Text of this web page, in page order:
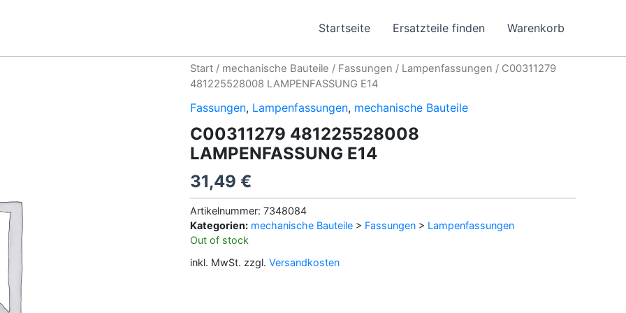
Startseite Ersatzteile finden Warenkorb
Start / mechanische Bauteile / Fassungen / Lampenfassungen / C00311279
481225528008 LAMPENFASSUNG E14
Fassungen, Lampenfassungen, mechanische Bauteile
C00311279 481225528008
LAMPENFASSUNG E14
31,49 €
Artikelnummer: 7348084
Kategorien: mechanische Bauteile > Fassungen > Lampenfassungen
Out of stock
inkl. MwSt. zzgl. Versandkosten